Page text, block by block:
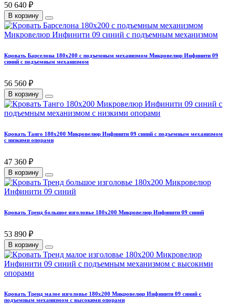
50 640 ₽
В корзину
Кровать Барселона 180х200 с подъемным механизмом Микровелюр Инфинити 09
синий с подъемным механизмом
56 560 ₽
В корзину
Кровать Танго 180х200 Микровелюр Инфинити 09 синий с подъемным механизмом
с низкими опорами
47 360 ₽
В корзину
Кровать Тренд большое изголовье 180х200 Микровелюр Инфинити 09 синий
53 890 ₽
В корзину
Кровать Тренд малое изголовье 180х200 Микровелюр Инфинити 09 синий с
подъемным механизмом с высокими опорами